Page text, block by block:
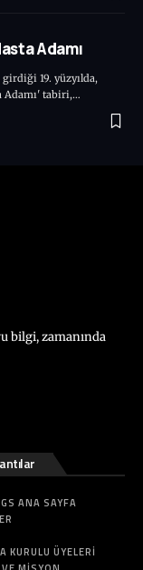
19. yüzyılda,
Adamı' tabiri,…
bilgi, zamanında
ANA SAYFA
KURULU ÜYELERI